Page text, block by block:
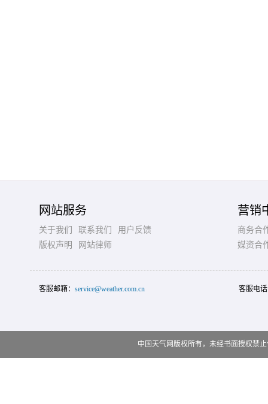
网站服务
关于我们 联系我们
用户反馈
版权声明
网站律师
营销
商务合
媒资合
客服邮箱： service@weather.com.cn 客服电
中国天气网版权所有，未经书面授权